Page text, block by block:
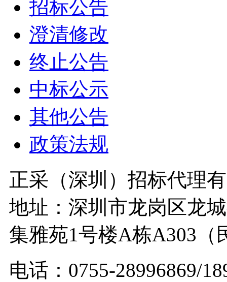
招标公告
澄清修改
终止公告
中标公示
其他公告
政策法规
正采（深圳）招标代理
地址：深圳市龙岗区龙
集雅苑1号楼A栋A303（
电话：0755-28996869/